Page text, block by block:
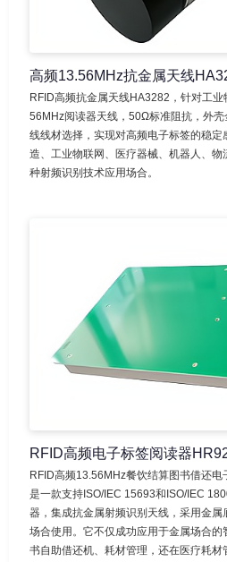
高频13.56MHz抗金属天线
RFID高频抗金属天线HA3282，针对工
56MHz阅读器天线，50Ω标准阻抗，外
线线材选择，实现对高频电子标签的稳定
造、工业物联网、医疗器械、机器人、
种射频识别技术应用场合。
RFID高频电子标签阅读器
RFID高频13.56MHz餐饮结算图书借还
是一款支持ISO/IEC 15693和ISO/IEC
器，集成抗金属射频识别天线，采用金
场合使用。它不仅成功应用于金属场合的
书自助借还机、耗材管理，还在医疗耗